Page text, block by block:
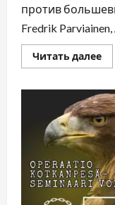
против
Fredrik
Читать далее